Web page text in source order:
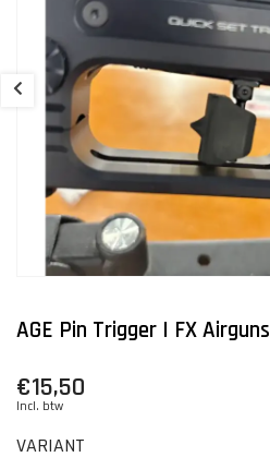
AGE Pin Trigger | FX Airguns
€15,50
Incl. btw
VARIANT